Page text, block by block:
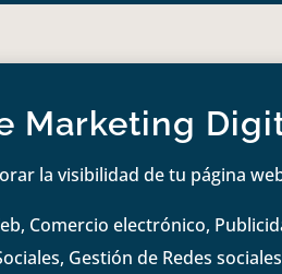
Marketing
la visibilidad de tu página
Comercio electrónico,
Gestión de Redes